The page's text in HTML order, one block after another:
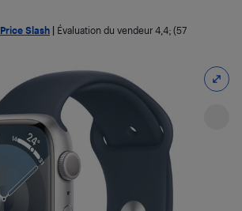
Price Slash Évaluation du vendeur 4,4; (57